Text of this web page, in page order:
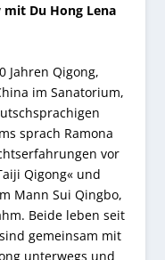
Du Hong Lena
Jahren Qigong,
im Sanatorium,
sprach Ramona
vor
Qigong« und
Mann Sui Qingbo,
Beide leben seit
gemeinsam mit
unterwegs und